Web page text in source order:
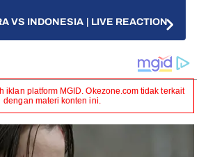
VS INDONESIA | LIVE REACTION